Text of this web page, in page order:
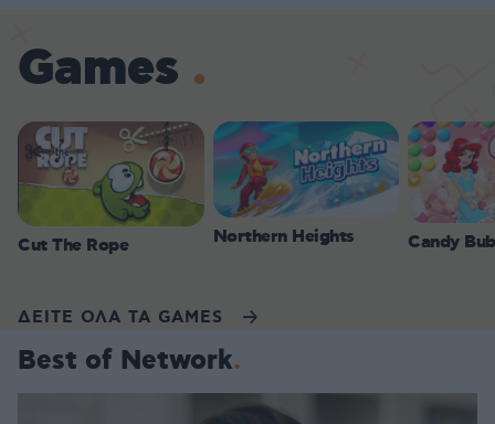
Games
Cut The Rope Northern Heights Candy
ΔΕΙΤΕ ΟΛΑ ΤΑ GAMES
Best of Network